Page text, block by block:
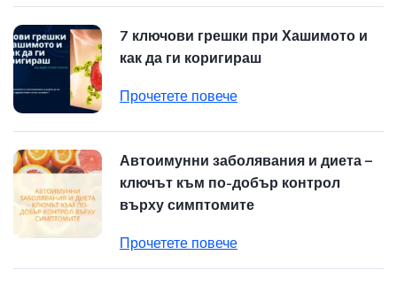
7 ключови грешки при Хашимото и
как да ги коригираш
Прочетете повече
Автоимунни заболявания и диета –
ключът към по-добър контрол
върху симптомите
Прочетете повече